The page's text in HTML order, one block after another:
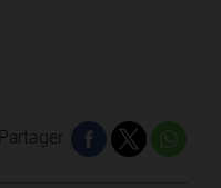
Partager